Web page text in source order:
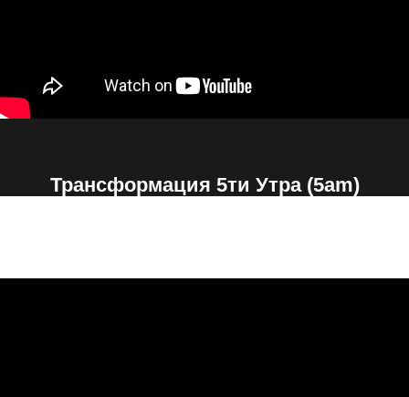
Трансформация 5ти Утра (5am)